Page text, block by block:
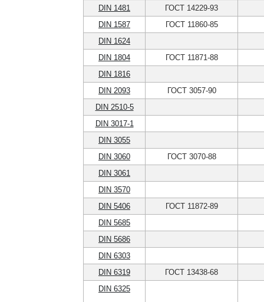
DIN 1481
ГОСТ 14229-93
DIN 1587
ГОСТ 11860-85
DIN 1624
DIN 1804
ГОСТ 11871-88
DIN 1816
DIN 2093
ГОСТ 3057-90
DIN 2510-5
DIN 3017-1
DIN 3055
DIN 3060
ГОСТ 3070-88
DIN 3061
DIN 3570
DIN 5406
ГОСТ 11872-89
DIN 5685
DIN 5686
DIN 6303
DIN 6319
ГОСТ 13438-68
DIN 6325